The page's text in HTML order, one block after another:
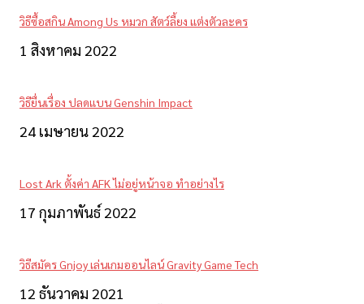
วิธีซื้อสกิน Among Us หมวก สัตว์ลี้ยง แต่งตัวละคร
1 สิงหาคม 2022
วิธียื่นเรื่อง ปลดแบน Genshin Impact
24 เมษายน 2022
Lost Ark ตั้งค่า AFK ไม่อยู่หน้าจอ ทำอย่างไร
17 กุมภาพันธ์ 2022
วิธีสมัคร Gnjoy เล่นเกมออนไลน์ Gravity Game Tech
12 ธันวาคม 2021